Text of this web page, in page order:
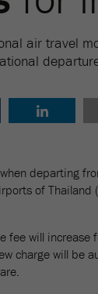
air travel
departing
of Thailand
fee will
charge will be